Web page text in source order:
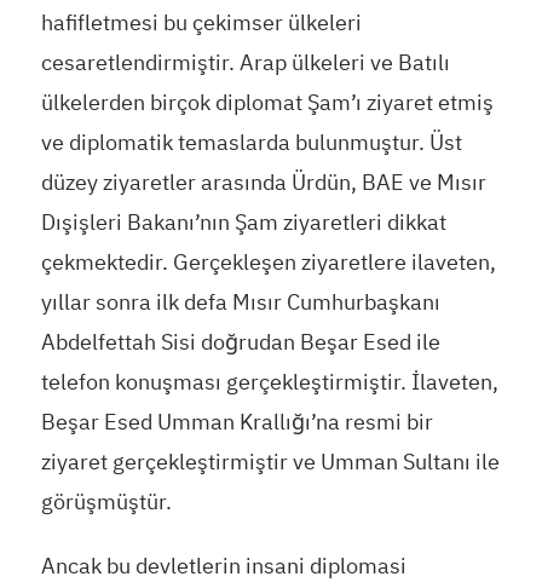
hafifletmesi bu çekimser ülkeleri
cesaretlendirmiştir. Arap ülkeleri ve Batılı
ülkelerden birçok diplomat Şam’ı ziyaret etmiş
ve diplomatik temaslarda bulunmuştur. Üst
düzey ziyaretler arasında Ürdün, BAE ve Mısır
Dışişleri Bakanı’nın Şam ziyaretleri dikkat
çekmektedir. Gerçekleşen ziyaretlere ilaveten,
yıllar sonra ilk defa Mısır Cumhurbaşkanı
Abdelfettah Sisi doğrudan Beşar Esed ile
telefon konuşması gerçekleştirmiştir. İlaveten,
Beşar Esed Umman Krallığı’na resmi bir
ziyaret gerçekleştirmiştir ve Umman Sultanı ile
görüşmüştür.
Ancak bu devletlerin insani diplomasi